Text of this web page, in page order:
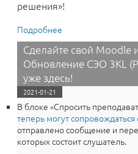
решения»!
Подробнее
интеграции и
Сделайте свой Moodle
Обновление СЭО 3KL
уже здесь!
2021-01-21
В блоке «Спросить
теперь могут сопровождаться
отправлено сообщение и
которых состоит слушатель.